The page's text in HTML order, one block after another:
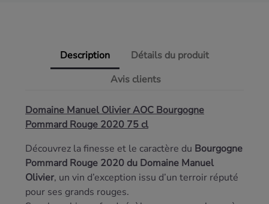
Description
Détails du produit
Avis clients
Domaine Manuel Olivier AOC Bourgogne
Pommard Rouge 2020 75 cl
Découvrez la finesse et le caractère du Bourgogne
Pommard Rouge 2020 du Domaine Manuel
Olivier, un vin d’exception issu d’un terroir réputé
pour ses grands rouges.